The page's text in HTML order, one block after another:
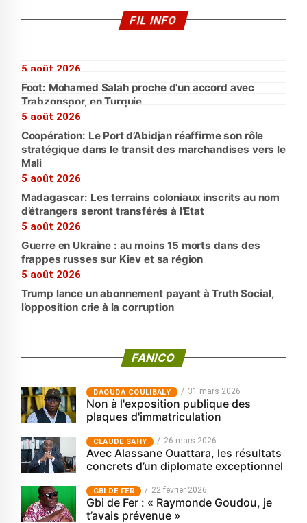
FIL INFO
5 août 2026
Foot: Mohamed Salah proche d'un accord avec
Trabzonspor, en Turquie
5 août 2026
Coopération: Le Port d’Abidjan réaffirme son rôle
stratégique dans le transit des marchandises vers le
Mali
5 août 2026
Madagascar: Les terrains coloniaux inscrits au nom
d’étrangers seront transférés à l’Etat
5 août 2026
Guerre en Ukraine : au moins 15 morts dans des
frappes russes sur Kiev et sa région
5 août 2026
Trump lance un abonnement payant à Truth Social,
l’opposition crie à la corruption
FANICO
‎DAOUDA COULIBALY 31 mars 2026
Non à l'exposition publique des
plaques d'immatriculation
CLAUDE SAHY 26 mars 2026
Avec Alassane Ouattara, les résultats
concrets d’un diplomate exceptionnel
GBI DE FER 22 février 2026
Gbi de Fer : « Raymonde Goudou, je
t’avais prévenue »